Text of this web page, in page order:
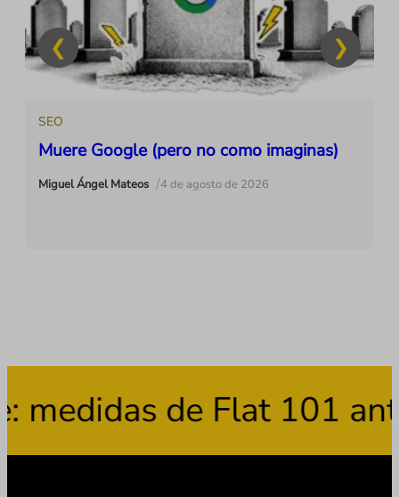
SEO
Muere Google (pero no como imaginas)
Miguel Ángel Mateos /4 de agosto de 2026
de Flat 101